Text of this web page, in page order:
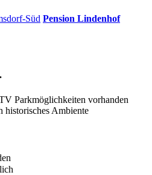
Pension Lindenhof
Parkmöglichkeiten vorhanden
historisches Ambiente